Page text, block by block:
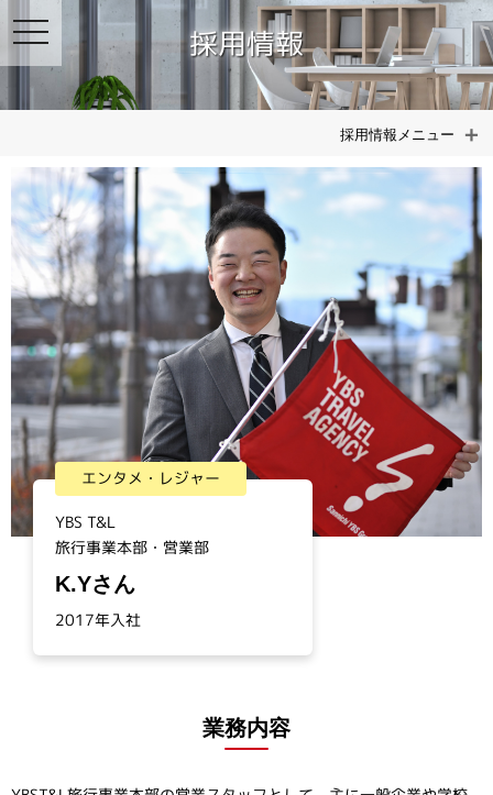
toggle
navigation
採用情報
採用情報メニュー
エンタメ・レジャー
YBS T&L
旅行事業本部・営業部
K.Yさん
2017年入社
業務内容